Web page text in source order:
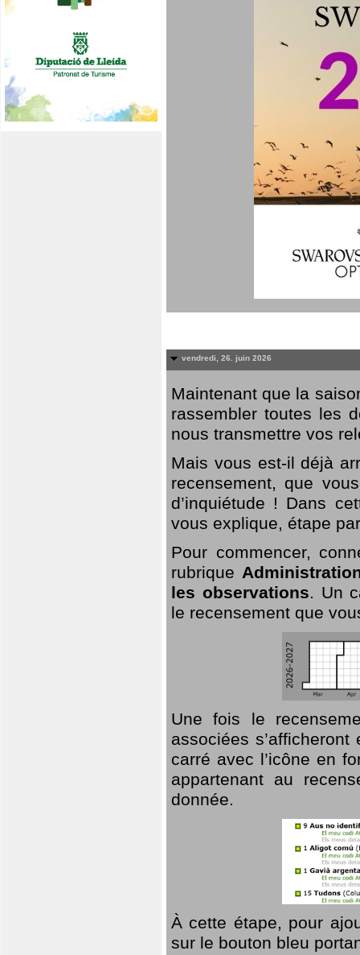
vendredi, 26. juin 2026
Maintenant que la
rassembler toutes les
nous transmettre vos
Mais vous est-il déjà
recensement, que
d’inquiétude ! Dans
vous explique, étape
Pour commencer,
rubrique
les observations. Un
le recensement que
Une fois le
associées
carré avec l’icône en
appartenant au
donnée.
À cette étape, pour
sur le bouton bleu